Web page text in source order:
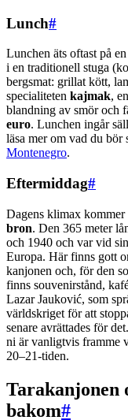
Lunch#
Lunchen äts oftast på
i en traditionell stuga
bergsmat: grillat kött,
specialiteten kajmak,
blandning av smör och
euro. Lunchen ingår
läsa mer om vad du bör
Montenegro.
Eftermiddag#
Dagens klimax
bron. Den 365 meter
och 1940 och var vid
Europa. Här finns gott
kanjonen och, för den
finns souvenirstånd,
Lazar Jauković, som
världskriget för att
senare avrättades för
ni är vanligtvis framme
20–21-tiden.
bakom#